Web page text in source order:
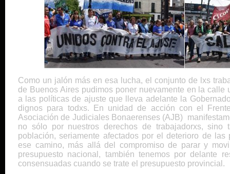
Como un jalón más en esa lucha, el conjunto de lxs
de Buenos Aires pudimos poner nuevamente en la
a las políticas de ajuste que lleva adelante la
dignos para todxs. En unidad de acción con el
Asociación de Judiciales Bonaerenses (AJB)
no sólo por nuestros derechos de trabajadorxs,
población, seriamente afectados por el deterioro de
ese camino, más allá del compromiso de parar y
presupuesto nacional, también tenemos por delante
consensuadas cuando se trate el presupuesto provincial.